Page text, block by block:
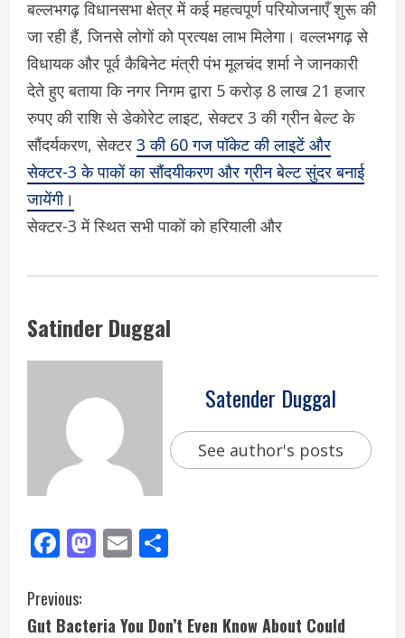
बल्लभगढ़ विधानसभा क्षेत्र में कई महत्वपूर्ण परियोजनाएँ शुरू की
जा रही हैं, जिनसे लोगों को प्रत्यक्ष लाभ मिलेगा। वल्लभगढ़ से
विधायक और पूर्व कैबिनेट मंत्री पंभ मूलचंद शर्मा ने जानकारी
देते हुए बताया कि नगर निगम द्वारा 5 करोड़ 8 लाख 21 हजार
रुपए की राशि से डेकोरेट लाइट, सेक्टर 3 की ग्रीन बेल्ट के
सौंदर्यकरण, सेक्टर 3 की 60 गज पॉकेट की लाइटें और
सेक्टर-3 के पाकों का सौंदयीकरण और ग्रीन बेल्ट सुंदर बनाई
जायेंगी।
सेक्टर-3 में स्थित सभी पाकों को हरियाली और
Satinder Duggal
Satender Duggal
See author's posts
Facebook
Mastodon
Email
Previous:
Gut Bacteria You Don’t Even Know About Could